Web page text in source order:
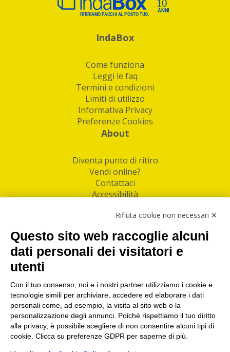
IndaBox
Come funziona
Leggi le faq
Termini e condizioni
Limiti di utilizzo
Informativa Privacy
Preferenze Cookies
About
Diventa punto di ritiro
Vendi online?
Contattaci
Accessibilità
Facebook
Linkedin
I nostri punti di ritiro e spedizione pacchi nelle
maggiori città italiane
Torino|Milano|Roma|Bologna|Firenze| Genova
Napoli|Varese
Rifiuta cookie non necessari ✕
Questo sito web raccoglie alcuni
dati personali dei visitatori e
utenti
Con il tuo consenso, noi e i nostri partner utilizziamo i cookie e
tecnologie simili per archiviare, accedere ed elaborare i dati
personali come, ad esempio, la visita al sito web o la
personalizzazione degli annunci. Poiché rispettiamo il tuo diritto
alla privacy, è possibile scegliere di non consentire alcuni tipi di
cookie. Clicca su preferenze GDPR per saperne di più.